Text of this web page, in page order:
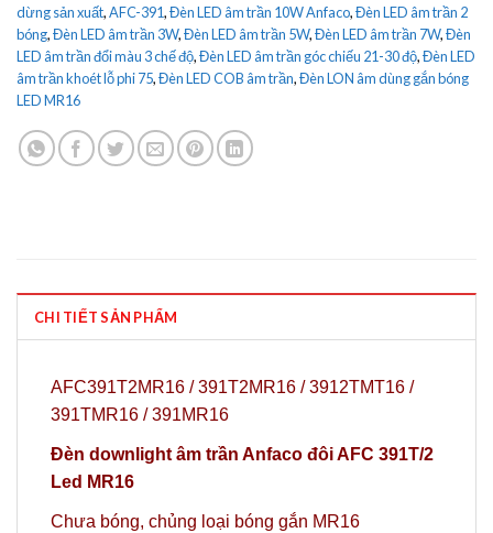
dừng sản xuất,AFC-391,Đèn LED âm trần 10W Anfaco,Đèn LED âm trần 2
bóng,Đèn LED âm trần 3W,Đèn LED âm trần 5W,Đèn LED âm trần 7W,Đèn
LED âm trần đổi màu 3 chế độ,Đèn LED âm trần góc chiếu 21-30 độ,Đèn LED
âm trần khoét lỗ phi 75,Đèn LED COB âm trần,Đèn LON âm dùng gắn bóng
LED MR16
CHI TIẾT SẢN PHẨM
AFC391T2MR16 / 391T2MR16 / 3912TMT16 /
391TMR16 / 391MR16
Đèn downlight âm trần Anfaco đôi AFC 391T/2
Led MR16
Chưa bóng, chủng loại bóng gắn MR16